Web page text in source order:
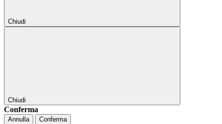
Chiudi
Chiudi
Conferma
Annulla Conferma